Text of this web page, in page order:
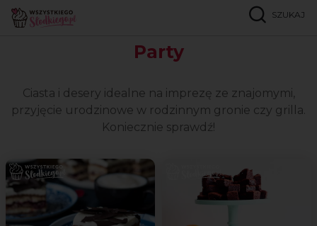
SZUKAJ
Strona główna
Party
Ciasta i desery idealne na imprezę ze znajomymi,
przyjęcie urodzinowe w rodzinnym gronie czy grilla.
Koniecznie sprawdź!